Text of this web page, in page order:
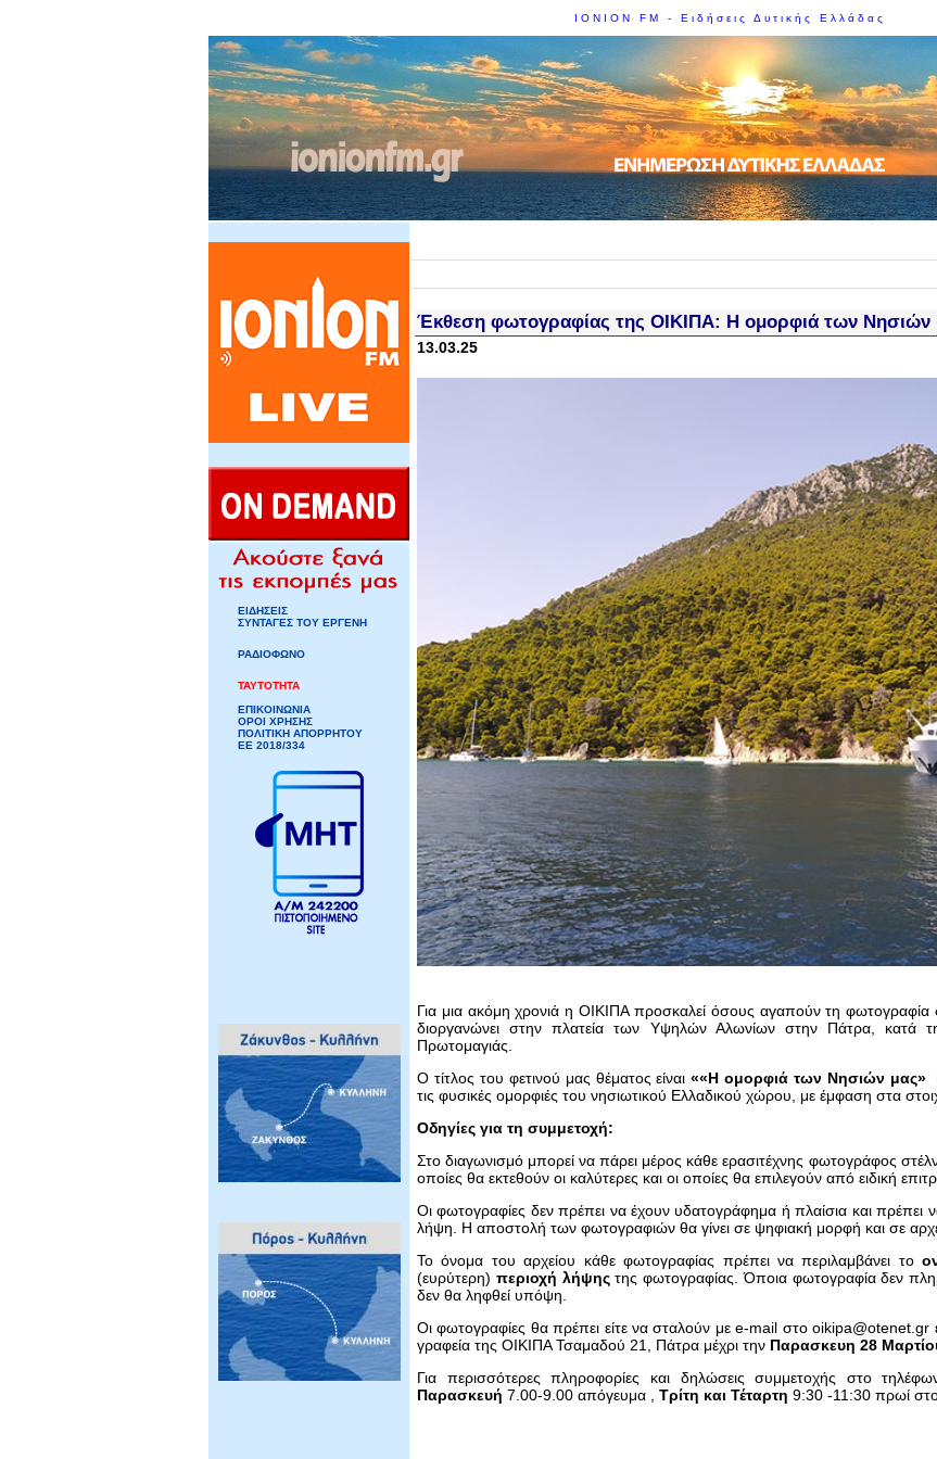
IONION FM - Ειδήσεις Δυτικής Ελλάδας
ΕΙΔΗΣΕΙΣ
ΣΥΝΤΑΓΕΣ ΤΟΥ ΕΡΓΕΝΗ
ΡΑΔΙΟΦΩΝΟ
ΤΑΥΤΟΤΗΤΑ
ΕΠΙΚΟΙΝΩΝΙΑ
ΟΡΟΙ ΧΡΗΣΗΣ
ΠΟΛΙΤΙΚΗ ΑΠΟΡΡΗΤΟΥ
ΕΕ 2018/334
Έκθεση φωτογραφίας της ΟΙΚΙΠΑ: Η ομορφιά των Νησιών
13.03.25
Για μια ακόμη χρονιά η ΟΙΚΙΠΑ προσκαλεί όσους αγαπούν τη
διοργανώνει στην πλατεία των Υψηλών Αλωνίων στην Πάτρα, κατά
Πρωτομαγιάς.
Ο τίτλος του φετινού μας θέματος είναι««Η ομορφιά των Νησιών μας»
τις φυσικές ομορφιές του νησιωτικού Ελλαδικού χώρου, με έμφαση στα
Οδηγίες για τη συμμετοχή:
Στο διαγωνισμό μπορεί να πάρει μέρος κάθε ερασιτέχνης φωτογράφος
οποίες θα εκτεθούν οι καλύτερες και οι οποίες θα επιλεγούν από ειδική
Οι φωτογραφίες δεν πρέπει να έχουν υδατογράφημα ή πλαίσια και πρέπει
λήψη. Η αποστολή των φωτογραφιών θα γίνει σε ψηφιακή μορφή και σε
Το όνομα του αρχείου κάθε φωτογραφίας πρέπει να περιλαμβάνει το
(ευρύτερη) περιοχή λήψηςτης φωτογραφίας. Όποια φωτογραφία δεν
δεν θα ληφθεί υπόψη.
Οι φωτογραφίες θα πρέπει είτε να σταλούν με e-mail στο
γραφεία της ΟΙΚΙΠΑ Τσαμαδού 21, Πάτρα μέχρι την Παρασκευη 28
Για περισσότερες πληροφορίες και δηλώσεις συμμετοχής στο
Παρασκευή 7.00-9.00 απόγευμα , Τρίτη και Τέταρτη 9:30 -11:30 πρωί